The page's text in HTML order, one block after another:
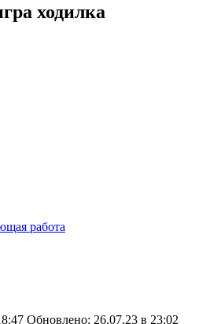
ходилка
работа
Обновлено: 26.07.23 в 23:02